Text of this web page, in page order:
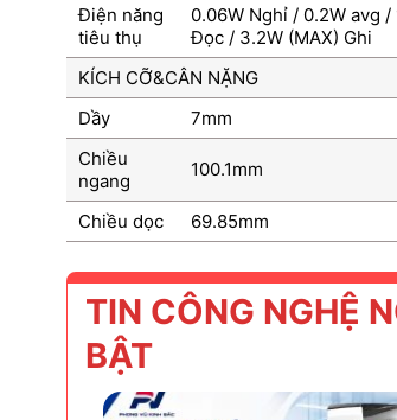
Điện năng
tiêu thụ
0.06W Nghỉ / 0.2W avg /
Đọc / 3.2W (MAX) Ghi
KÍCH CỠ&CÂN NẶNG
Dầy
7mm
Chiều
ngang
100.1mm
Chiều dọc 69.85mm
TIN CÔNG NGHỆ
BẬT